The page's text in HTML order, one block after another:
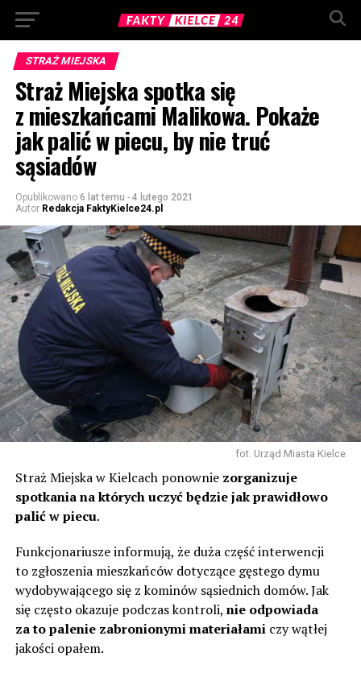
STRAŻ MIEJSKA
Straż Miejska spotka się
z mieszkańcami Malikowa. Pokaże
jak palić w piecu, by nie truć
sąsiadów
Opublikowano 6 lat temu - 4 lutego 2021
Autor Redakcja FaktyKielce24.pl
fot. Urząd Miasta Kielce
Straż Miejska w Kielcach ponownie zorganizuje
spotkania na których uczyć będzie jak prawidłowo
palić w piecu.
Funkcjonariusze informują, że duża część interwencji
to zgłoszenia mieszkańców dotyczące gęstego dymu
wydobywającego się z kominów sąsiednich domów. Jak
się często okazuje podczas kontroli, nie odpowiada
za to palenie zabronionymi materiałamiczy wątłej
jakości opałem.